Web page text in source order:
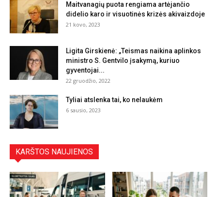
Maitvanagių puota rengiama artėjančio
didelio karo ir visuotinės krizės akivaizdoje
21 kovo, 2023
Ligita Girskienė: „Teismas naikina aplinkos
ministro S. Gentvilo įsakymą, kuriuo
gyventojai...
22 gruodžio, 2022
Tyliai atslenka tai, ko nelaukėm
6 sausio, 2023
KARŠTOS NAUJIENOS